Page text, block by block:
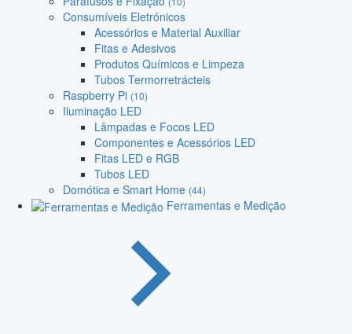
Consumíveis Eletrónicos
Acessórios e Material Auxiliar
Fitas e Adesivos
Produtos Químicos e Limpeza
Tubos Termorretrácteis
Raspberry Pi (10)
Iluminação LED
Lâmpadas e Focos LED
Componentes e Acessórios LED
Fitas LED e RGB
Tubos LED
Domótica e Smart Home (44)
Ferramentas e Medição